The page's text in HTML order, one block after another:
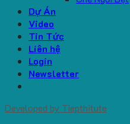
Dự Án
Video
Tin Tức
Liên hệ
Login
Newsletter
Developed by Tiepthitute